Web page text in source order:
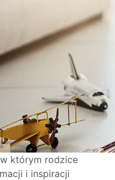
którym rodzice
i inspiracji